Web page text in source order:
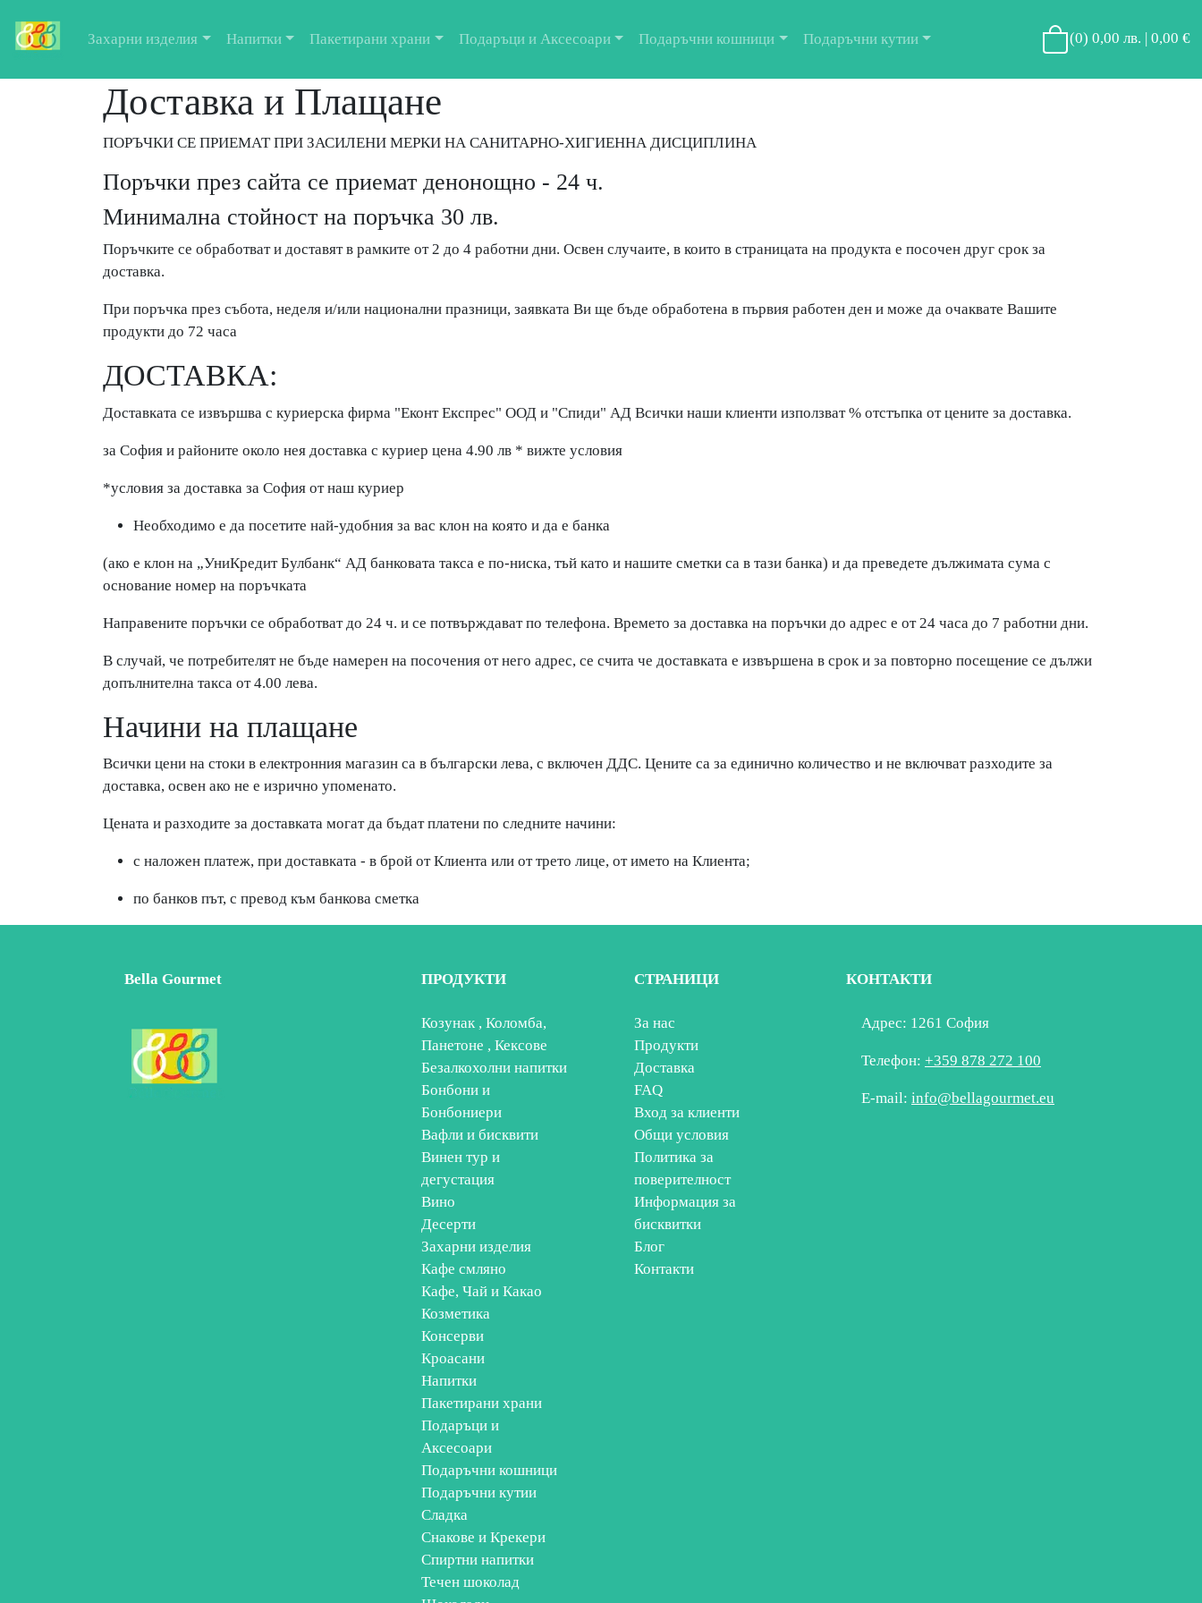
Захарни изделия Напитки Пакетирани храни Подаръци и Аксесоари Подаръчни кошници Подаръчни кутии (0)0,00 лв. | 0,00 €
Доставка и Плащане
ПОРЪЧКИ СЕ ПРИЕМАТ ПРИ ЗАСИЛЕНИ МЕРКИ НА САНИТАРНО-ХИГИЕННА ДИСЦИПЛИНА
Поръчки през сайта се приемат денонощно - 24 ч.
Минимална стойност на поръчка 30 лв.
Поръчките се обработват и доставят в рамките от 2 до 4 работни дни. Освен случаите, в които в страницата на продукта е посочен друг срок за
доставка.
При поръчка през събота, неделя и/или национални празници, заявката Ви ще бъде обработена в първия работен ден и може да очаквате Вашите
продукти до 72 часа
ДОСТАВКА:
Доставката се извършва с куриерска фирма "Еконт Експрес" ООД и "Спиди" АД Всички наши клиенти използват % отстъпка от цените за доставка.
за София и районите около нея доставка с куриер цена 4.90 лв * вижте условия
*условия за доставка за София от наш куриер
Необходимо е да посетите най-удобния за вас клон на която и да е банка
(ако е клон на „УниКредит Булбанк“ АД банковата такса е по-ниска, тъй като и нашите сметки са в тази банка) и да преведете дължимата сума с
основание номер на поръчката
Направените поръчки се обработват до 24 ч. и се потвърждават по телефона. Времето за доставка на поръчки до адрес е от 24 часа до 7 работни дни.
В случай, че потребителят не бъде намерен на посочения от него адрес, се счита че доставката е извършена в срок и за повторно посещение се дължи
допълнителна такса от 4.00 лева.
Начини на плащане
Всички цени на стоки в електронния магазин са в български лева, с включен ДДС. Цените са за единично количество и не включват разходите за
доставка, освен ако не е изрично упоменато.
Цената и разходите за доставката могат да бъдат платени по следните начини:
с наложен платеж, при доставката - в брой от Клиента или от трето лице, от името на Клиента;
по банков път, с превод към банкова сметка
Bella Gourmet ПРОДУКТИ
Козунак , Коломба,
Панетоне , Кексове
Безалкохолни напитки
Бонбони и
Бонбониери
Вафли и бисквити
Винен тур и
дегустация
Вино
Десерти
Захарни изделия
Кафе смляно
Кафе, Чай и Какао
Козметика
Консерви
Кроасани
Напитки
Пакетирани храни
Подаръци и
Аксесоари
Подаръчни кошници
Подаръчни кутии
Сладка
Снакове и Крекери
Спиртни напитки
Течен шоколад
СТРАНИЦИ
За нас
Продукти
Доставка
FAQ
Вход за клиенти
Общи условия
Политика за
поверителност
Информация за
бисквитки
Блог
Контакти
КОНТАКТИ
Адрес: 1261 София
Телефон: +359 878 272 100
E-mail: info@bellagourmet.eu